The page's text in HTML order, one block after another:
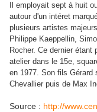
Il employait sept à huit
autour d'un intéret
plusieurs artistes
Philippe Kaeppellin,
Rocher. Ce dernier
atelier dans le 15e,
en 1977. Son fils Gérard
Chevallier puis de Max
Source : http://